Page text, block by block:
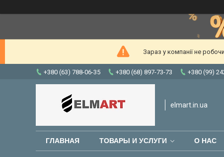
Зараз у компанії не
+380 (63) 788-06-35 +380 (68) 897-73-73 +380 (99)
elmart.in.ua
ГЛАВНАЯ ТОВАРЫ И УСЛУГИ О НАС